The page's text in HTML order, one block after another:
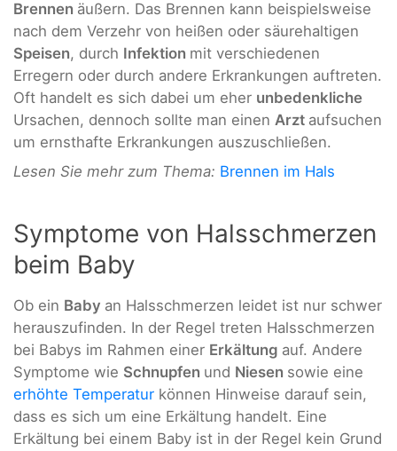
Brennen äußern. Das Brennen kann beispielsweise
nach dem Verzehr von heißen oder säurehaltigen
Speisen, durch Infektion mit verschiedenen
Erregern oder durch andere Erkrankungen auftreten.
Oft handelt es sich dabei um eher unbedenkliche
Ursachen, dennoch sollte man einen Arzt aufsuchen
um ernsthafte Erkrankungen auszuschließen.
Lesen Sie mehr zum Thema: Brennen im Hals
Symptome von Halsschmerzen
beim Baby
Ob ein Baby an Halsschmerzen leidet ist nur schwer
herauszufinden. In der Regel treten Halsschmerzen
bei Babys im Rahmen einer Erkältung auf. Andere
Symptome wie Schnupfen und Niesen sowie eine
erhöhte Temperatur können Hinweise darauf sein,
dass es sich um eine Erkältung handelt. Eine
Erkältung bei einem Baby ist in der Regel kein Grund